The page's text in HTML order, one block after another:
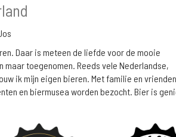
Daar is meteen de liefde voor de mooie
toegenomen. Reeds vele Nederlandse,
ik mijn eigen bieren. Met familie en vrienden
en biermusea worden bezocht. Bier is